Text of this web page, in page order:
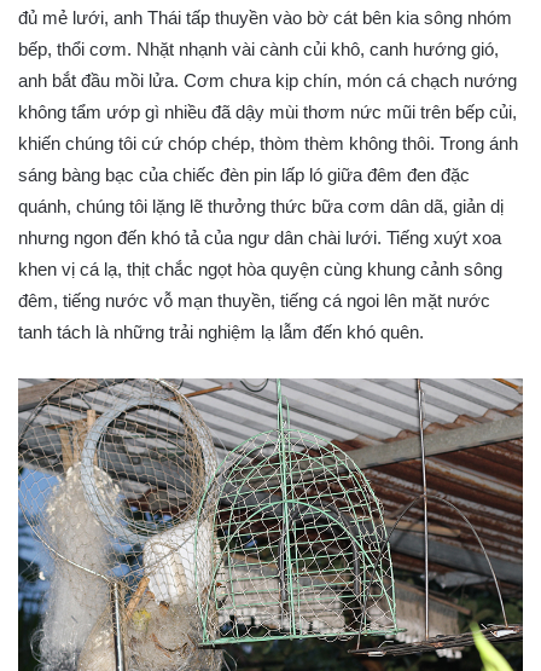
đủ mẻ lưới, anh Thái tấp thuyền vào bờ cát bên kia sông nhóm
bếp, thổi cơm. Nhặt nhạnh vài cành củi khô, canh hướng gió,
anh bắt đầu mồi lửa. Cơm chưa kịp chín, món cá chạch nướng
không tẩm ướp gì nhiều đã dậy mùi thơm nức mũi trên bếp củi,
khiến chúng tôi cứ chóp chép, thòm thèm không thôi. Trong ánh
sáng bàng bạc của chiếc đèn pin lấp ló giữa đêm đen đặc
quánh, chúng tôi lặng lẽ thưởng thức bữa cơm dân dã, giản dị
nhưng ngon đến khó tả của ngư dân chài lưới. Tiếng xuýt xoa
khen vị cá lạ, thịt chắc ngọt hòa quyện cùng khung cảnh sông
đêm, tiếng nước vỗ mạn thuyền, tiếng cá ngoi lên mặt nước
tanh tách là những trải nghiệm lạ lẫm đến khó quên.